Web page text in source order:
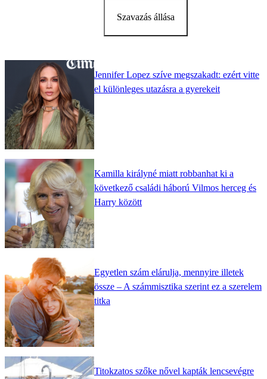
Szavazás állása
Jennifer Lopez szíve megszakadt: ezért vitte
el különleges utazásra a gyerekeit
Kamilla királyné miatt robbanhat ki a
következő családi háború Vilmos herceg és
Harry között
Egyetlen szám elárulja, mennyire illetek
össze – A számmisztika szerint ez a szerelem
titka
Titokzatos szőke nővel kapták lencsevégre